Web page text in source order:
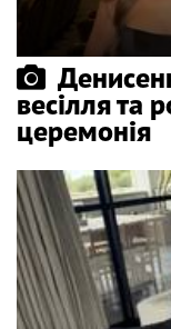
весілля та
церемонія